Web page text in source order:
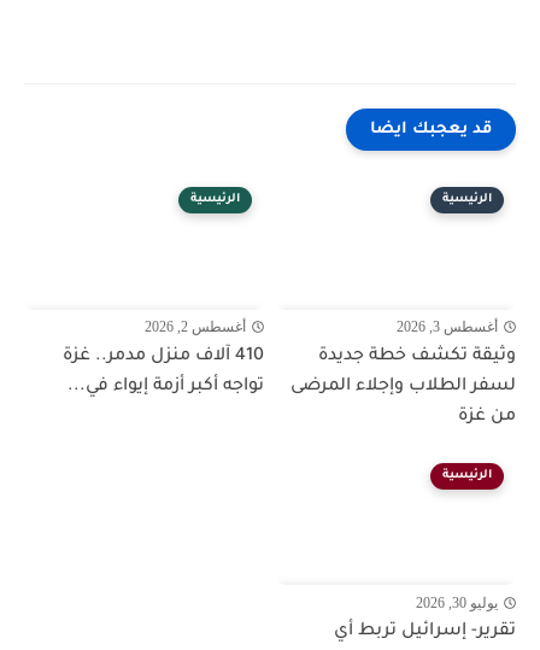
قد يعجبك ايضا
الرئيسية
أغسطس 3, 2026
وثيقة تكشف خطة جديدة
لسفر الطلاب وإجلاء المرضى
من غزة
الرئيسية
أغسطس 2, 2026
410 آلاف منزل مدمر.. غزة
تواجه أكبر أزمة إيواء في...
الرئيسية
يوليو 30, 2026
تقرير- إسرائيل تربط أي